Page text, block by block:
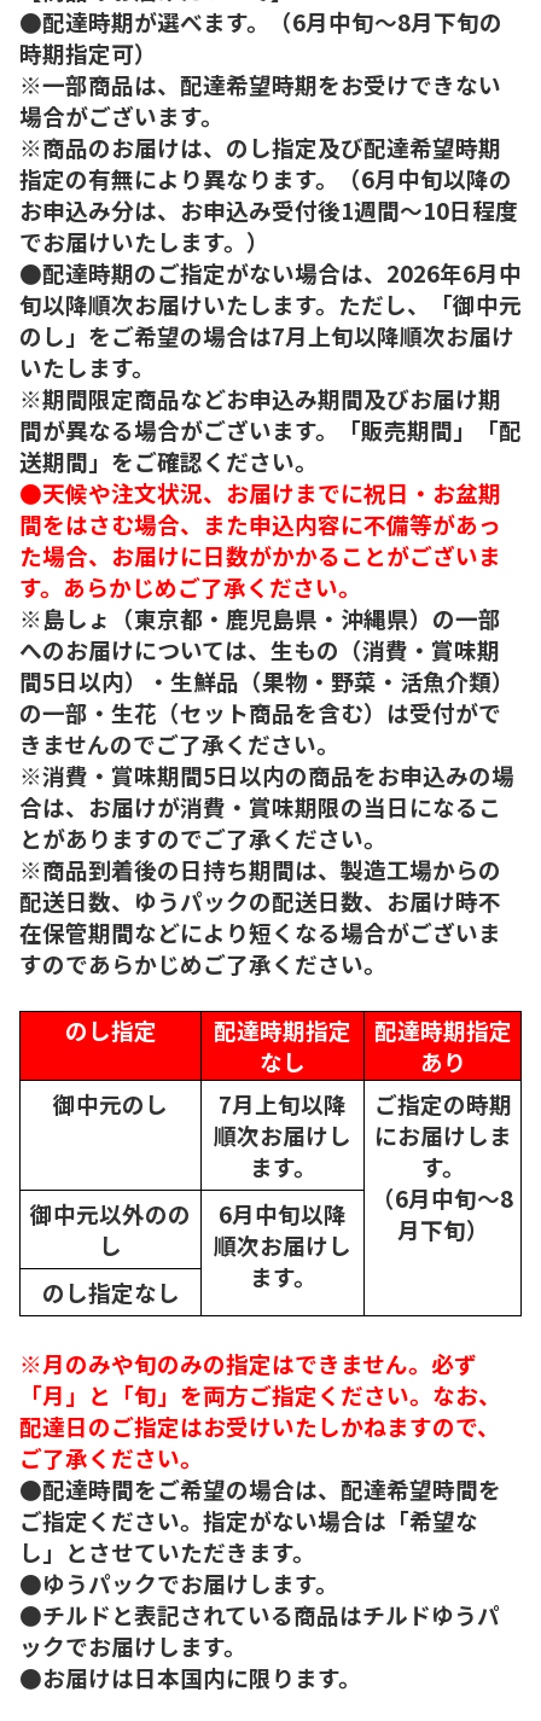
●配達時期が選べます。（6月中旬～8月下旬の
時期指定可）
※一部商品は、配達希望時期をお受けできない
場合がございます。
※商品のお届けは、のし指定及び配達希望時期
指定の有無により異なります。（6月中旬以降の
お申込み分は、お申込み受付後1週間～10日程度
でお届けいたします。）
●配達時期のご指定がない場合は、2026年6月中
旬以降順次お届けいたします。ただし、「御中元
のし」をご希望の場合は7月上旬以降順次お届け
いたします。
※期間限定商品などお申込み期間及びお届け期
間が異なる場合がございます。「販売期間」「配
送期間」をご確認ください。
●天候や注文状況、お届けまでに祝日・お盆期
間をはさむ場合、また申込内容に不備等があっ
た場合、お届けに日数がかかることがございま
す。あらかじめご了承ください。
※島しょ（東京都・鹿児島県・沖縄県）の一部
へのお届けについては、生もの（消費・賞味期
間5日以内）・生鮮品（果物・野菜・活魚介類）
の一部・生花（セット商品を含む）は受付がで
きませんのでご了承ください。
※消費・賞味期間5日以内の商品をお申込みの場
合は、お届けが消費・賞味期限の当日になるこ
とがありますのでご了承ください。
※商品到着後の日持ち期間は、製造工場からの
配送日数、ゆうパックの配送日数、お届け時不
在保管期間などにより短くなる場合がございま
すのであらかじめご了承ください。
のし指定
配達時期指定
なし
配達時期指定
あり
御中元のし
7月上旬以降
順次お届けし
ます。
ご指定の時期
にお届けしま
す。
（6月中旬～8
月下旬）
御中元以外のの
し
6月中旬以降
順次お届けし
ます。
のし指定なし
※月のみや旬のみの指定はできません。必ず
「月」と「旬」を両方ご指定ください。なお、
配達日のご指定はお受けいたしかねますので、
ご了承ください。
●配達時間をご希望の場合は、配達希望時間を
ご指定ください。指定がない場合は「希望な
し」とさせていただきます。
●ゆうパックでお届けします。
●チルドと表記されている商品はチルドゆうパ
ックでお届けします。
●お届けは日本国内に限ります。